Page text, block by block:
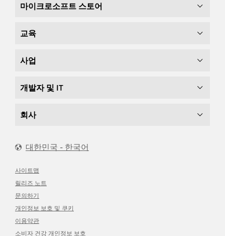
마이크로소프트 스토어
교육
사업
개발자 및 IT
회사
대한민국 - 한국어
사이트맵
릴리즈 노트
문의하기
개인정보 보호 및 쿠키
이용약관
소비자 건강 개인정보 보호